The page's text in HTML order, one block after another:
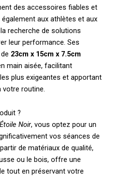
des accessoires fiables et
aux athlètes et aux
recherche de solutions
leur performance. Ses
23cm x 15cm x 7.5cm
main aisée, facilitant
plus exigeantes et apportant
votre routine.
?
Noir, vous optez pour un
vos séances de
de matériaux de qualité,
ou le bois, offre une
tout en préservant votre